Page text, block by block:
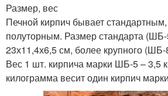
Размер, вес
Печной кирпич бывает
полуторным. Размер стандарта (ШБ-
23х11,4х6,5 см, более крупного
Вес 1 шт. кирпича марки ШБ-5 – 3,5
килограмма весит один кирпич